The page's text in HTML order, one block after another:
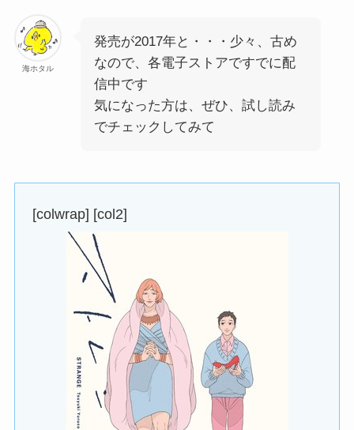
海ホタル
発売が2017年と・・・少々、古め
なので、各電子ストアですでに配
信中です
気になった方は、ぜひ、試し読み
でチェックしてみて
[colwrap] [col2]